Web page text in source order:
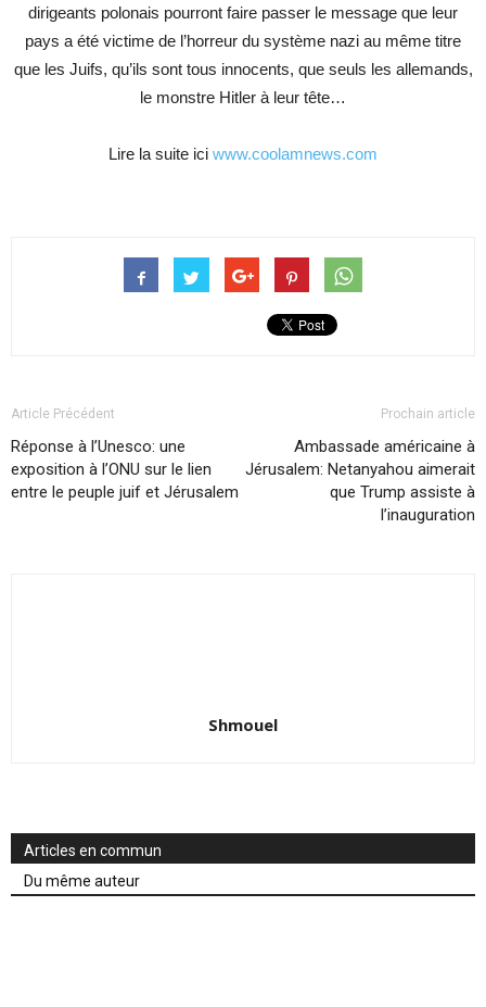
dirigeants polonais pourront faire passer le message que leur
pays a été victime de l’horreur du système nazi au même titre
que les Juifs, qu’ils sont tous innocents, que seuls les allemands,
le monstre Hitler à leur tête…
Lire la suite ici www.coolamnews.com
Article Précédent
Réponse à l’Unesco: une
exposition à l’ONU sur le lien
entre le peuple juif et Jérusalem
Prochain article
Ambassade américaine à
Jérusalem: Netanyahou aimerait
que Trump assiste à
l’inauguration
Shmouel
Articles en commun
Du même auteur